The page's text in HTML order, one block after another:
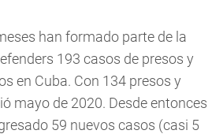
han formado parte de la
193 casos de presos y
en Cuba. Con 134 presos y
mayo de 2020. Desde entonces
59 nuevos casos (casi 5